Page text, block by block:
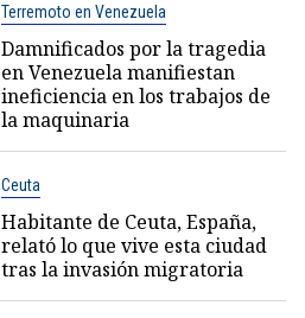
Terremoto en Venezuela
Damnificados por la tragedia
en Venezuela manifiestan
ineficiencia en los trabajos de
la maquinaria
Ceuta
Habitante de Ceuta, España,
relató lo que vive esta ciudad
tras la invasión migratoria